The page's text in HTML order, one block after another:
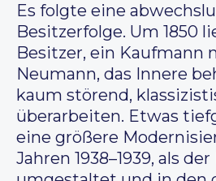
Es folgte eine
Besitzerfolge. Um 1850
Besitzer, ein Kaufmann
Neumann, das Innere
kaum störend,
überarbeiten. Etwas
eine größere
Jahren 1938–1939, als